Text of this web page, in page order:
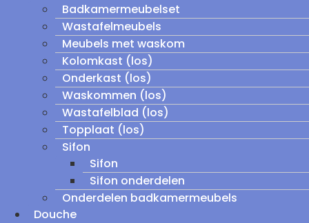
Badkamermeubelset
Wastafelmeubels
Meubels met waskom
Kolomkast (los)
Onderkast (los)
Waskommen (los)
Wastafelblad (los)
Topplaat (los)
Sifon
Sifon
Sifon onderdelen
Onderdelen badkamermeubels
Douche